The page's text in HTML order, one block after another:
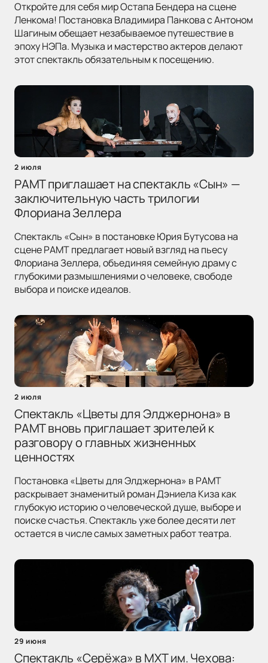
Откройте для себя мир Остапа Бендера на сцене
Ленкома! Постановка Владимира Панкова с Антоном
Шагиным обещает незабываемое путешествие в
эпоху НЭПа. Музыка и мастерство актеров делают
этот спектакль обязательным к посещению.
2 июля
РАМТ приглашает на спектакль «Сын» —
заключительную часть трилогии
Флориана Зеллера
Спектакль «Сын» в постановке Юрия Бутусова на
сцене РАМТ предлагает новый взгляд на пьесу
Флориана Зеллера, объединяя семейную драму с
глубокими размышлениями о человеке, свободе
выбора и поиске идеалов.
2 июля
Спектакль «Цветы для Элджернона» в
РАМТ вновь приглашает зрителей к
разговору о главных жизненных
ценностях
Постановка «Цветы для Элджернона» в РАМТ
раскрывает знаменитый роман Дэниела Киза как
глубокую историю о человеческой душе, выборе и
поиске счастья. Спектакль уже более десяти лет
остается в числе самых заметных работ театра.
29 июня
Спектакль «Серёжа» в МХТ им. Чехова: